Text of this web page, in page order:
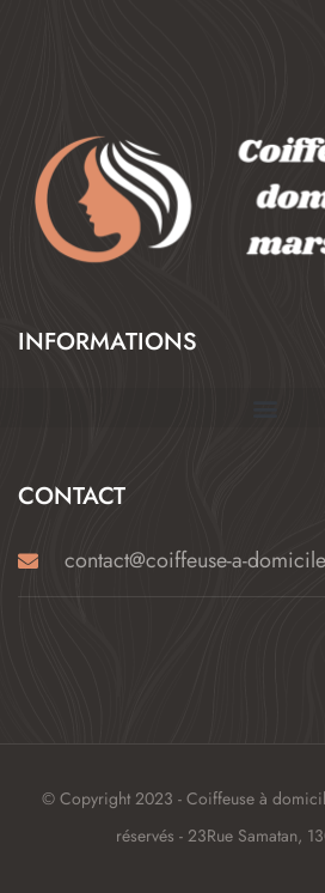
INFORMATIONS
CONTACT
contact@coiffeuse-a-
© Copyright 2023 - Coiffeuse à
réservés - 23Rue Samatan,